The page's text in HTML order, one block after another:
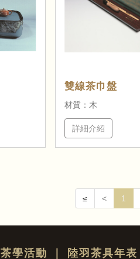
雙線茶巾盤
材質：木
詳細介紹
≤ < 1
茶學活動 陸羽茶具年表